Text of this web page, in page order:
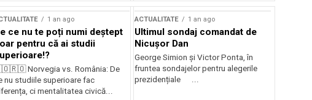
1 an ago
ce nu te poți numi deștept
pentru că ai studii
Norvegia vs. România: De
nu studiile superioare fac
ci mentalitatea civică...
ACTUALITATE 1 an ago
Ultimul sondaj comandat de
Nicușor Dan
George Simion și Victor Ponta, în
fruntea sondajelor pentru alegerile
prezidențiale ...